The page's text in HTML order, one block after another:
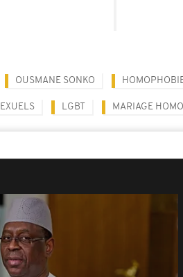
OUSMANE SONKO
LGBT MARIAGE